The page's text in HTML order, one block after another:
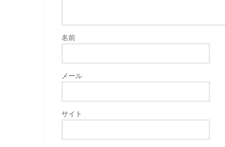
名前
メール
サイト